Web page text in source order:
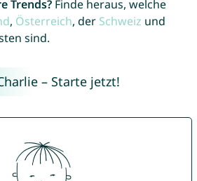
Trends?Finde heraus, welche
, Österreich, der Schweiz und
sind.
– Starte jetzt!